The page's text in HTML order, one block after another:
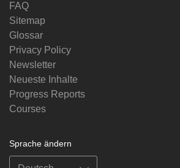
FAQ
Sitemap
Glossar
Privacy Policy
Newsletter
Neueste Inhalte
Progress Reports
Courses
Sprache ändern